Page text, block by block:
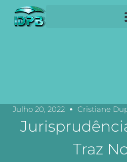
Julho 20, 2022 Cristiane
Traz